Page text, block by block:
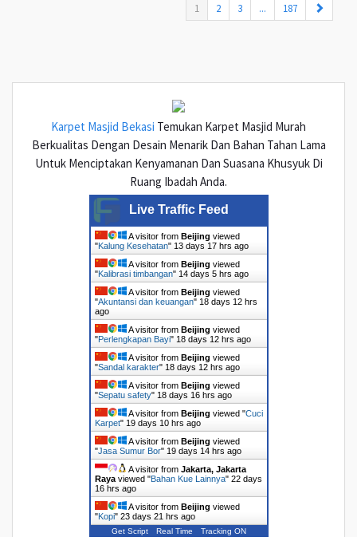
1 (current)
2 3 ... 187
Karpet Masjid Bekasi Temukan Karpet Masjid Murah
Berkualitas Dengan Desain Menarik Dan Bahan Tahan Lama
Untuk Menciptakan Kenyamanan Dan Suasana Khusyuk Di
Ruang Ibadah Anda.
Live Traffic Feed
A visitor from Beijing viewed
"Kalung Kesehatan" 13 days 17 hrs ago
A visitor from Beijing viewed
"Kalibrasi timbangan" 14 days 5 hrs ago
A visitor from Beijing viewed
"Akuntansi dan keuangan" 18 days 12 hrs
ago
A visitor from Beijing viewed
"Perlengkapan Bayi" 18 days 12 hrs ago
A visitor from Beijing viewed
"Sandal karakter" 18 days 12 hrs ago
A visitor from Beijing viewed
"Sepatu safety" 18 days 16 hrs ago
A visitor from Beijing viewed "Cuci
Karpet" 19 days 10 hrs ago
A visitor from Beijing viewed
"Jasa Sumur Bor" 19 days 14 hrs ago
A visitor from Jakarta, Jakarta
Rayaviewed "Bahan Kue Lainnya" 22 days
16 hrs ago
A visitor from Beijing viewed
"Kopi" 23 days 21 hrs ago
Get Script Real Time Tracking ON